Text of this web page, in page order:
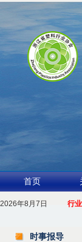
首页
2026年8月7日 行
1.聚力产业链 共启新征
时事报导